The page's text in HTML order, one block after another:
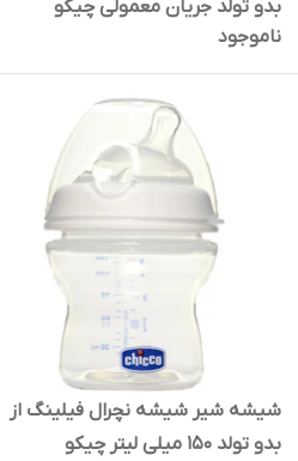
بدو تولد جریان معمولی چیکو
ناموجود
شیشه شیر شیشه نچرال فیلینگ از
بدو تولد 150 میلی لیتر چیکو